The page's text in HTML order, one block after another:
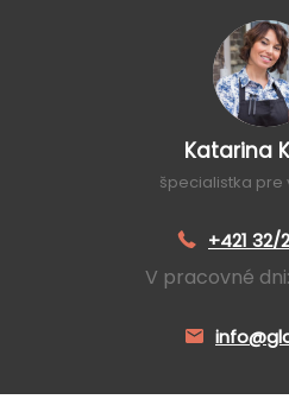
Katarina
špecialistka pre
+421 32/
V pracovné